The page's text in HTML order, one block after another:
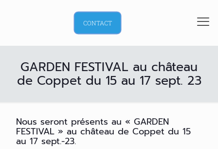
CONTACT
GARDEN FESTIVAL au château
de Coppet du 15 au 17 sept. 23
Nous seront présents au « GARDEN
FESTIVAL » au château de Coppet du 15
au 17 sept.-23.